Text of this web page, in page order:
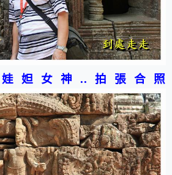
妲女神..拍張合照